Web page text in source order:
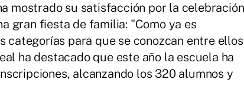
mostrado su satisfacción por la celebración
gran fiesta de familia: "Como ya es
categorías para que se conozcan entre
ha destacado que este año la escuela ha
alcanzando los 320 alumnos y